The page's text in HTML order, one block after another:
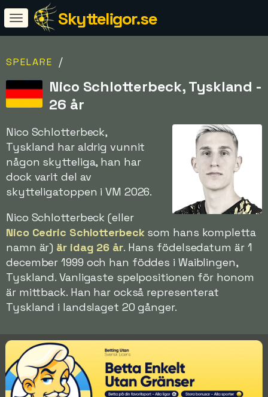
Skytteligor.se
SPELARE /
Nico Schlotterbeck, Tyskland -
26 år
Nico Schlotterbeck,
Tyskland har aldrig vunnit
någon skytteliga, han har
dock varit del av
skytteligatoppen i VM 2026.
Nico Schlotterbeck (eller
Nico Cedric Schlotterbecksom hans kompletta
namn är) är idag 26 år. Hans födelsedatum är 1
december 1999 och han föddes i Waiblingen,
Tyskland. Vanligaste spelpositionen för honom
är mittback. Han har också representerat
Tyskland i landslaget 20 gånger.